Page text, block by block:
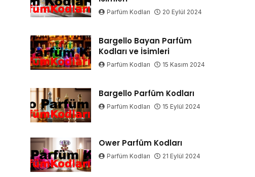
Parfüm Kodları 20 Eylül 2024
Bargello Bayan Parfüm
Kodları ve İsimleri
Parfüm Kodları 15 Kasım 2024
Bargello Parfüm Kodları
Parfüm Kodları 15 Eylül 2024
Ower Parfüm Kodları
Parfüm Kodları 21 Eylül 2024